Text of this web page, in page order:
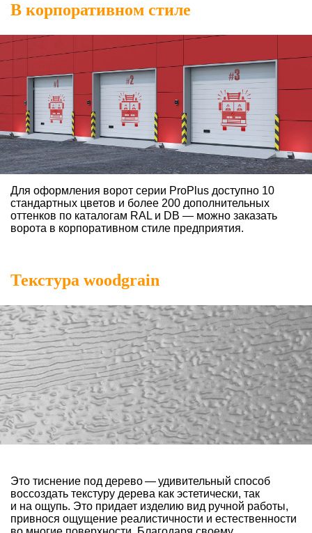
В корпоративном стиле
Для оформления ворот серии ProPlus доступно 10
стандартных цветов и более 200 дополнительных
оттенков по каталогам RAL и DB — можно заказать
ворота в корпоративном стиле предприятия.
Текстура woodgrain
Это тиснение под дерево — удивительный способ
воссоздать текстуру дерева как эстетически, так
и на ощупь. Это придает изделию вид ручной работы,
привнося ощущение реалистичности и естественности